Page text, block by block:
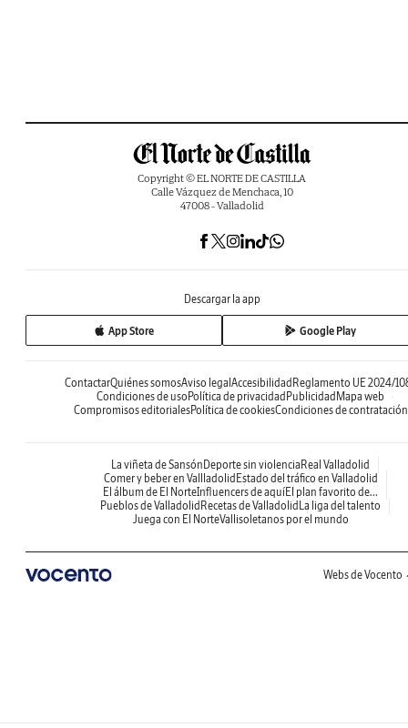
Copyright © EL NORTE DE CASTILLA
Calle Vázquez de Menchaca, 10
47008 - Valladolid
Descargar la app
App Store Google Play
ContactarQuiénes somosAviso legal Accesibilidad Reglamento UE 2024/
Condiciones de uso Política de privacidad Publicidad Mapa web
Compromisos editorialesPolítica de cookiesCondiciones de contratación
La viñeta de Sansón Deporte sin violencia Real Valladolid
Comer y beber en Vallladolid Estado del tráfico en Valladolid
El álbum de El NorteInfluencers de aquíEl plan favorito de...
Pueblos de Valladolid Recetas de Valladolid La liga del talento
Juega con El NorteVallisoletanos por el mundo
Webs de Vocento